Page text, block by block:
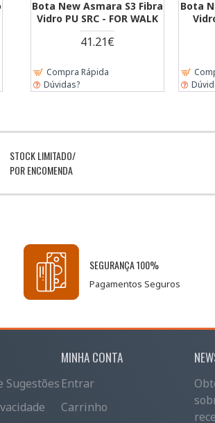
S3
WALK
Luva Poliéster/Spandex
Duplo Revestimento
Nitrilo Foam - GLOVA
Compra Rápida
2 Pares
BIQUEIRA VISITANTE SB
ALUMINIO - FOR WALK
40.59€
Compra Rápida
Dúvidas?
STOCK LIMITADO/
POR ENCOMENDA
SEGURANÇA 100%
Pagamentos Seguros
Sugestões
MINHA CONTA
Entrar
Carrinho